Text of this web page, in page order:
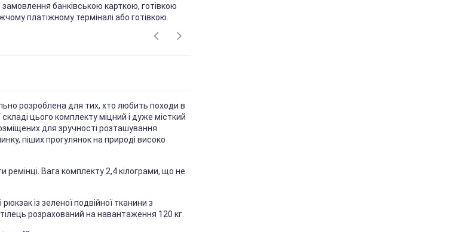
замовлення банківською карткою, готівкою
платіжному терміналі або готівкою.
розроблена для тих, хто любить походи в
цього комплекту міцний і дуже місткий
для зручності розташування
піших прогулянок на природі високо
Вага комплекту 2,4 кілограми, що не
із зеленої подвійної тканини з
розрахований на навантаження 120 кг.